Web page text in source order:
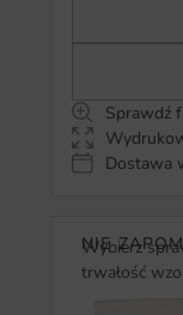
Sprawdź
Dostawa
NIE
Wybierz
trwałość